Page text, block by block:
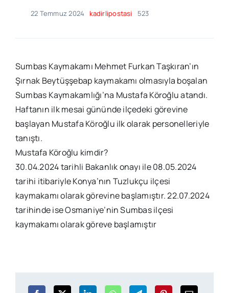
22 Temmuz 2024 kadirlipostasi 523
Sumbas Kaymakamı Mehmet Furkan Taşkıran’ın
Şırnak Beytüşşebap kaymakamı olmasıyla boşalan
Sumbas Kaymakamlığı’na Mustafa Köroğlu atandı.
Haftanın ilk mesai gününde ilçedeki görevine
başlayan Mustafa Köroğlu ilk olarak personelleriyle
tanıştı.
Mustafa Köroğlu kimdir?
30.04.2024 tarihli Bakanlık onayı ile 08.05.2024
tarihi itibariyle Konya’nın Tuzlukçu ilçesi
kaymakamı olarak görevine başlamıştır. 22.07.2024
tarihinde ise Osmaniye’nin Sumbas ilçesi
kaymakamı olarak göreve başlamıştır